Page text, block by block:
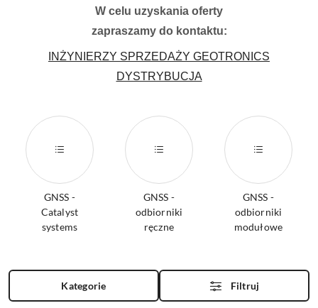
W celu uzyskania oferty
zapraszamy do kontaktu:
INŻYNIERZY SPRZEDAŻY GEOTRONICS
DYSTRYBUCJA
GNSS -
Catalyst
systems
GNSS -
odbiorniki
ręczne
GNSS -
odbiorniki
modułowe
Kategorie Filtruj